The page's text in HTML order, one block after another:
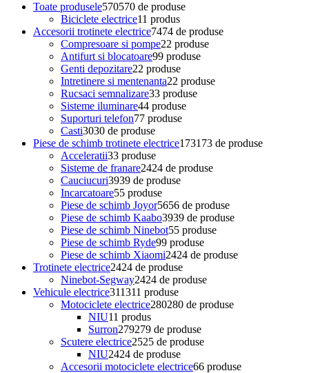
Toate produsele570570 de produse
Biciclete electrice11 produs
Accesorii trotinete electrice7474 de produse
Compresoare si pompe22 produse
Antifurt si blocatoare99 produse
Genti depozitare22 produse
Intretinere si mentenanta22 produse
Rucsaci semnalizare33 produse
Sisteme iluminare44 produse
Suporturi telefon77 produse
Casti3030 de produse
Piese de schimb trotinete electrice173173 de produse
Acceleratii33 produse
Sisteme de franare2424 de produse
Cauciucuri3939 de produse
Incarcatoare55 produse
Piese de schimb Joyor5656 de produse
Piese de schimb Kaabo3939 de produse
Piese de schimb Ninebot55 produse
Piese de schimb Ryde99 produse
Piese de schimb Xiaomi2424 de produse
Trotinete electrice2424 de produse
Ninebot-Segway2424 de produse
Vehicule electrice311311 produse
Motociclete electrice280280 de produse
NIU11 produs
Surron279279 de produse
Scutere electrice2525 de produse
NIU2424 de produse
Accesorii motociclete electrice66 produse